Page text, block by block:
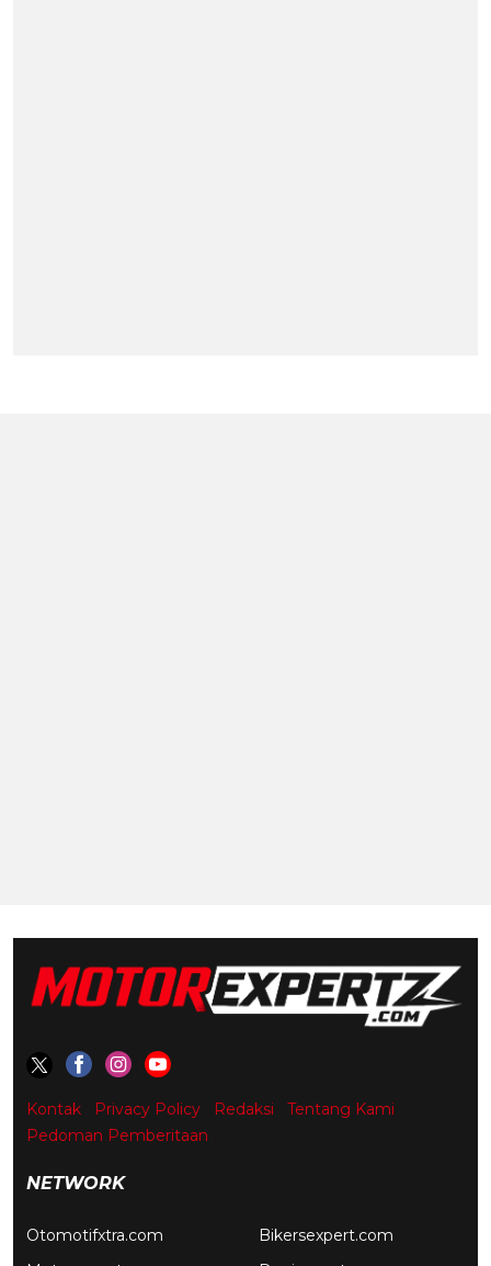
Kontak Privacy Policy Redaksi
Tentang Kami
Pedoman Pemberitaan
NETWORK
Otomotifxtra.com
Bikersexpert.com